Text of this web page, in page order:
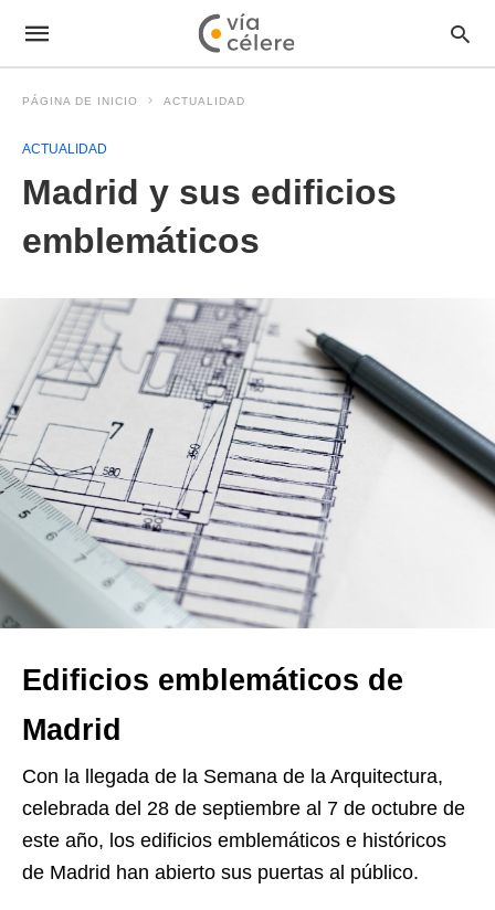
PÁGINA DE INICIO ACTUALIDAD
ACTUALIDAD
Madrid y sus edificios
emblemáticos
Edificios emblemáticos de
Madrid
Con la llegada de la Semana de la Arquitectura,
celebrada del 28 de septiembre al 7 de octubre de
este año, los edificios emblemáticos e históricos
de Madrid han abierto sus puertas al público.